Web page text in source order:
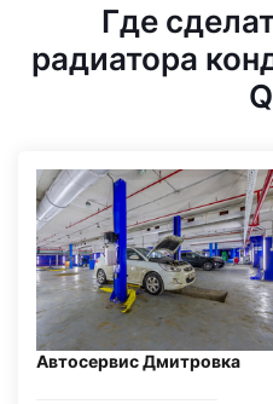
Где
радиатора
Автосервис Дмитровка